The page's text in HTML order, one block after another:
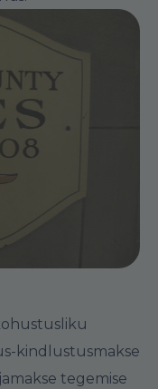
kindlustusmakse
tegemise